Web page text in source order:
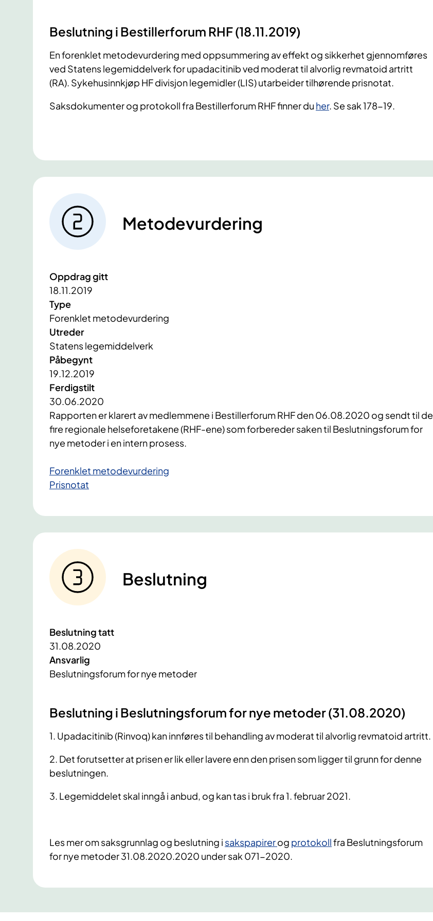
Beslutning i Bestillerforum RHF (18.11.2019)
En forenklet metodevurdering med oppsummering av effekt og sikkerhet gjennomføres
ved Statens legemiddelverk for upadacitinib ved moderat til alvorlig revmatoid artritt
(RA). Sykehusinnkjøp HF divisjon legemidler (LIS) utarbeider tilhørende prisnotat.
Saksdokumenter og protokoll fra Bestillerforum RHF finner du her. Se sak 178-19.
Metodevurdering
Oppdrag gitt
18.11.2019
Type
Forenklet metodevurdering
Utreder
Statens legemiddelverk
Påbegynt
19.12.2019
Ferdigstilt
30.06.2020
Rapporten er klarert av medlemmene i Bestillerforum RHF den 06.08.2020 og sendt til de
fire regionale helseforetakene (RHF-ene) som forbereder saken til Beslutningsforum for
nye metoder i en intern prosess.
Forenklet metodevurdering
Prisnotat
Beslutning
Beslutning tatt
31.08.2020
Ansvarlig
Beslutningsforum for nye metoder
​Beslutning i Beslutningsforum for nye metoder (31.08.2020)
1. Upadacitinib (Rinvoq) kan innføres til behandling av moderat til alvorlig revmatoid artritt.
2. Det forutsetter at prisen er lik eller lavere enn den prisen som ligger til grunn for denne
beslutningen.
3. Legemiddelet skal inngå i anbud, og kan tas i bruk fra 1. februar 2021.
Les mer om saksgrunnlag og beslutning i sakspapirerog protokollfra Beslutningsforum
for nye metoder 31.08.2020.2020 under sak 071-2020.